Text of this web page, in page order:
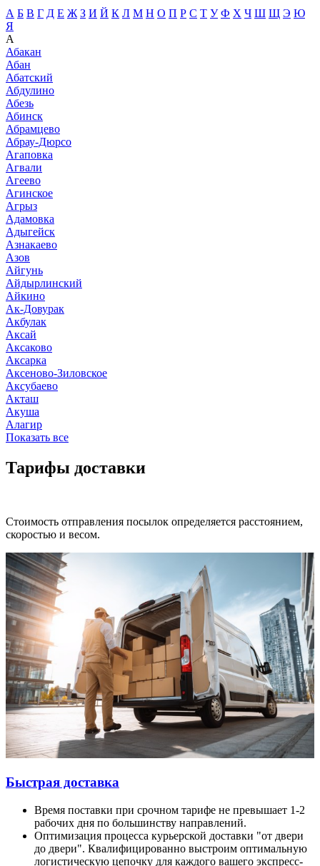
А Б В Г Д Е Ж З И Й К Л М Н О П Р С Т У Ф Х Ч Ш Щ Э Ю
Я
А
Абакан
Абан
Абатский
Абдулино
Абезь
Абинск
Абрамцево
Абрау-Дюрсо
Агаповка
Агвали
Агеево
Агинское
Агрыз
Адамовка
Адыгейск
Азнакаево
Азов
Айгунь
Айдырлинский
Айкино
Ак-Довурак
Акбулак
Аксай
Аксаково
Аксарка
Аксеново-Зиловское
Аксубаево
Акташ
Акуша
Алагир
Показать все
Тарифы доставки
Стоимость отправления посылок определяется расстоянием,
скоростью и весом.
Быстрая доставка
Время поставки при срочном тарифе не превышает 1-2
рабочих дня по большинству направлений.
Оптимизация процесса курьерской доставки "от двери
до двери". Квалифицированно выстроим оптимальную
логистическую цепочку для каждого вашего экспресс-